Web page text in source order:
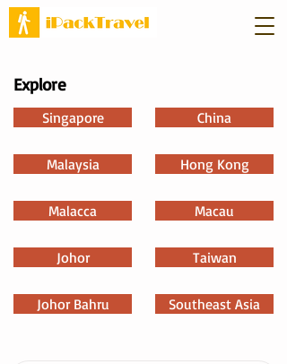
Explore
Singapore
Malaysia
Malacca
Johor
Johor Bahru
China
Hong Kong
Macau
Taiwan
Southeast Asia